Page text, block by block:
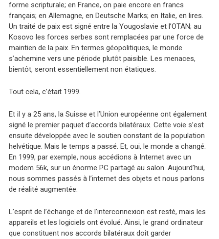
forme scripturale; en France, on paie encore en francs
français; en Allemagne, en Deutsche Marks; en Italie, en lires.
Un traité de paix est signé entre la Yougoslavie et l’OTAN; au
Kosovo les forces serbes sont remplacées par une force de
maintien de la paix. En termes géopolitiques, le monde
s’achemine vers une période plutôt paisible. Les menaces,
bientôt, seront essentiellement non étatiques.
Tout cela, c’était 1999.
Et il y a 25 ans, la Suisse et l’Union européenne ont également
signé le premier paquet d’accords bilatéraux. Cette voie s’est
ensuite développée avec le soutien constant de la population
helvétique. Mais le temps a passé. Et, oui, le monde a changé.
En 1999, par exemple, nous accédions à Internet avec un
modem 56k, sur un énorme PC partagé au salon. Aujourd’hui,
nous sommes passés à l’internet des objets et nous parlons
de réalité augmentée.
L’esprit de l’échange et de l’interconnexion est resté, mais les
appareils et les logiciels ont évolué. Ainsi, le grand ordinateur
que constituent nos accords bilatéraux doit garder